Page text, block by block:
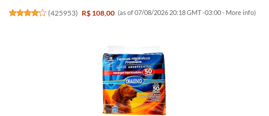
(425953) R$ 108,00 (as of 07/08/2026 20:18 GMT -03:00 - More info)